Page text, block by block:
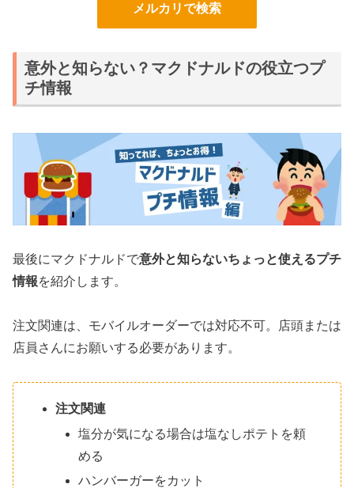
メルカリで検索
意外と知らない？マクドナルドの役立つプ
チ情報
最後にマクドナルドで意外と知らないちょっと使えるプチ
情報を紹介します。
注文関連は、モバイルオーダーでは対応不可。店頭または
店員さんにお願いする必要があります。
注文関連
塩分が気になる場合は塩なしポテトを頼
める
ハンバーガーをカット